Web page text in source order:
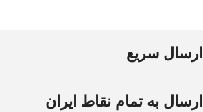
ارسال سریع
ارسال به تمام نقاط ایران